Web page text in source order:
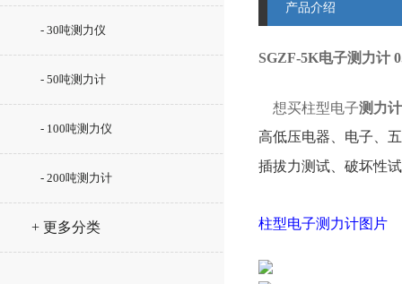
- 30吨测力仪
- 50吨测力计
- 100吨测力仪
- 200吨测力计
+ 更多分类
产品介绍
SGZF-5K电子测力计
想买柱型电子测力计
高低压电器、电子、
插拔力测试、破坏性
柱型电子测力计图片